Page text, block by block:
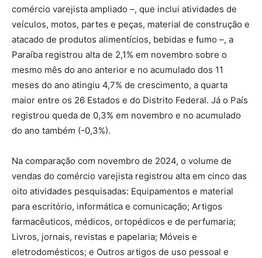
comércio varejista ampliado –, que inclui atividades de
veículos, motos, partes e peças, material de construção e
atacado de produtos alimentícios, bebidas e fumo –, a
Paraíba registrou alta de 2,1% em novembro sobre o
mesmo mês do ano anterior e no acumulado dos 11
meses do ano atingiu 4,7% de crescimento, a quarta
maior entre os 26 Estados e do Distrito Federal. Já o País
registrou queda de 0,3% em novembro e no acumulado
do ano também (-0,3%).
Na comparação com novembro de 2024, o volume de
vendas do comércio varejista registrou alta em cinco das
oito atividades pesquisadas: Equipamentos e material
para escritório, informática e comunicação; Artigos
farmacêuticos, médicos, ortopédicos e de perfumaria;
Livros, jornais, revistas e papelaria; Móveis e
eletrodomésticos; e Outros artigos de uso pessoal e